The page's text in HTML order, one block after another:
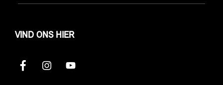
VIND ONS HIER